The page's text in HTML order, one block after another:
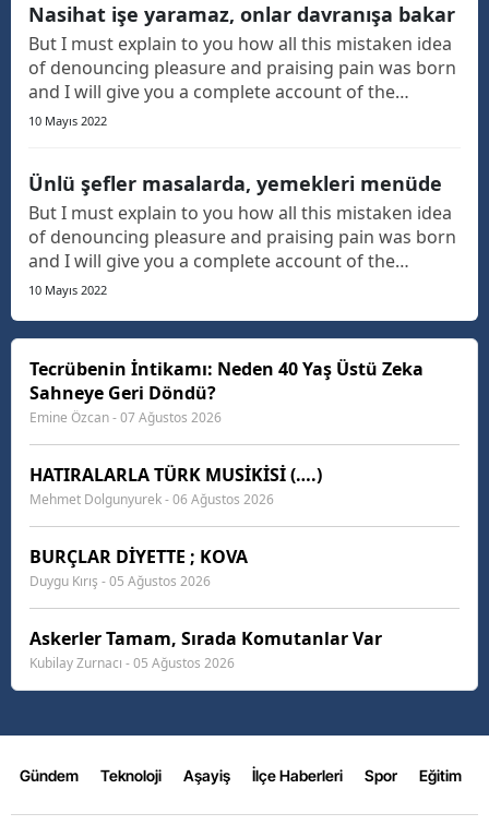
Nasihat işe yaramaz, onlar davranışa bakar
But I must explain to you how all this mistaken idea
of denouncing pleasure and praising pain was born
and I will give you a complete account of the
system, and expound the actual teachings of the
10 Mayıs 2022
Ünlü şefler masalarda, yemekleri menüde
But I must explain to you how all this mistaken idea
of denouncing pleasure and praising pain was born
and I will give you a complete account of the
system, and expound the actual teachings of the
human happiness. The languages only differ in th...
10 Mayıs 2022
Tecrübenin İntikamı: Neden 40 Yaş Üstü Zeka
Sahneye Geri Döndü?
Emine Özcan - 07 Ağustos 2026
HATIRALARLA TÜRK MUSİKİSİ (….)
Mehmet Dolgunyurek - 06 Ağustos 2026
BURÇLAR DİYETTE ; KOVA
Duygu Kırış - 05 Ağustos 2026
Askerler Tamam, Sırada Komutanlar Var
Kubilay Zurnacı - 05 Ağustos 2026
Gündem Teknoloji Aşayiş İlçe Haberleri Spor Eğitim